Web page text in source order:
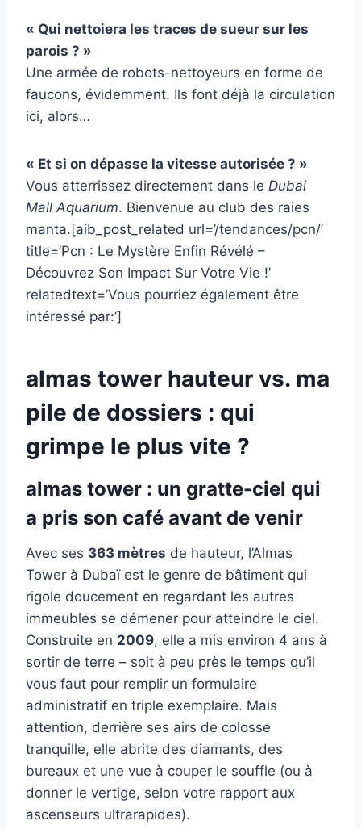
« Qui nettoiera les traces de sueur sur les
parois ? »
Une armée de robots-nettoyeurs en forme de
faucons, évidemment. Ils font déjà la circulation
ici, alors…
« Et si on dépasse la vitesse autorisée ? »
Vous atterrissez directement dans le Dubai
Mall Aquarium. Bienvenue au club des raies
manta.[aib_post_related url=’/tendances/pcn/’
title=’Pcn : Le Mystère Enfin Révélé –
Découvrez Son Impact Sur Votre Vie !’
relatedtext=’Vous pourriez également être
intéressé par:’]
almas tower hauteur vs. ma
pile de dossiers : qui
grimpe le plus vite ?
almas tower : un gratte-ciel qui
a pris son café avant de venir
Avec ses 363 mètres de hauteur, l’Almas
Tower à Dubaï est le genre de bâtiment qui
rigole doucement en regardant les autres
immeubles se démener pour atteindre le ciel.
Construite en 2009, elle a mis environ 4 ans à
sortir de terre – soit à peu près le temps qu’il
vous faut pour remplir un formulaire
administratif en triple exemplaire. Mais
attention, derrière ses airs de colosse
tranquille, elle abrite des diamants, des
bureaux et une vue à couper le souffle (ou à
donner le vertige, selon votre rapport aux
ascenseurs ultrarapides).